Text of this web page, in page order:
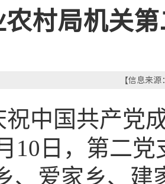
农村局机关
【信息来
祝中国共产党
10日，第二
、爱家乡、建